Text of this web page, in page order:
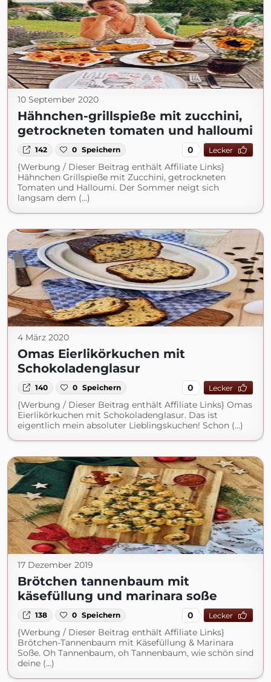
10 September 2020
Hähnchen-grillspieße mit zucchini,
getrockneten tomaten und halloumi
142 0 Speichern 0 Lecker
{Werbung / Dieser Beitrag enthält Affiliate Links}
Hähnchen Grillspieße mit Zucchini, getrockneten
Tomaten und Halloumi. Der Sommer neigt sich
langsam dem (...)
4 März 2020
Omas Eierlikörkuchen mit
Schokoladenglasur
140 0 Speichern 0 Lecker
{Werbung / Dieser Beitrag enthält Affiliate Links} Omas
Eierlikörkuchen mit Schokoladenglasur. Das ist
eigentlich mein absoluter Lieblingskuchen! Schon (...)
17 Dezember 2019
Brötchen tannenbaum mit
käsefüllung und marinara soße
138 0 Speichern 0 Lecker
{Werbung / Dieser Beitrag enthält Affiliate Links}
Brötchen-Tannenbaum mit Käsefüllung & Marinara
Soße. Oh Tannenbaum, oh Tannenbaum, wie schön sind
deine (...)